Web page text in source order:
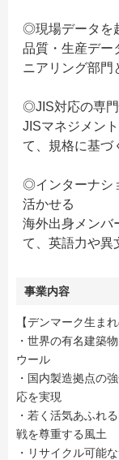
◎現場データを
品質・生産デー
ニアリング部門
◎JIS対応の専
JISマネジメン
て、規格に基づ
◎インターナシ
活かせる
海外出身メンバ
て、英語力や異
事業内容
【デンマーク生ま
・世界の有名建築
ウール
・国内製造拠点の
応を実現
・若く活気あふれ
戦を尊重する風土
・リサイクル可能